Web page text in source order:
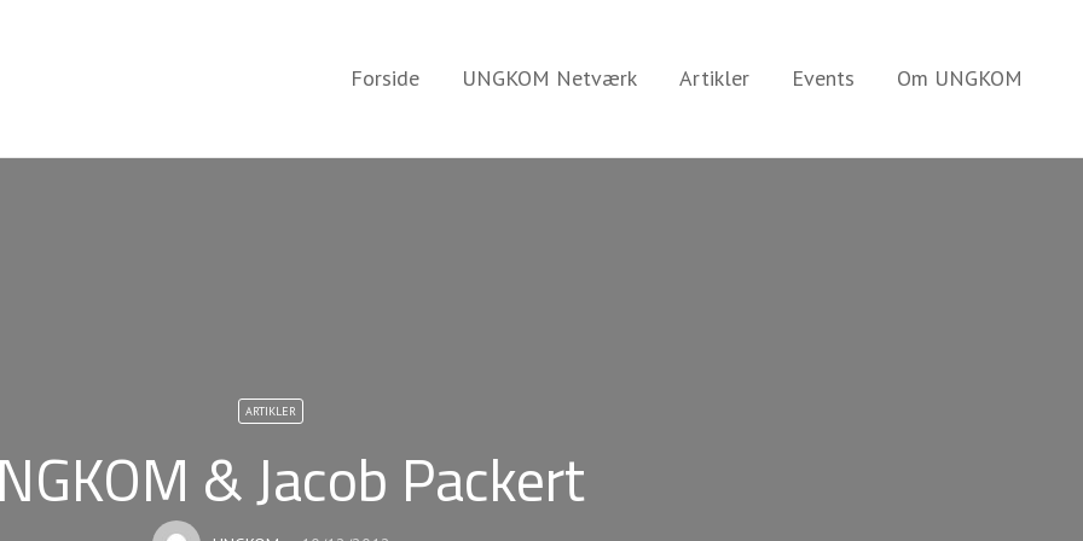
Forside UNGKOM Netværk Artikler Events Om UNGKOM
ARTIKLER
& Jacob Packert